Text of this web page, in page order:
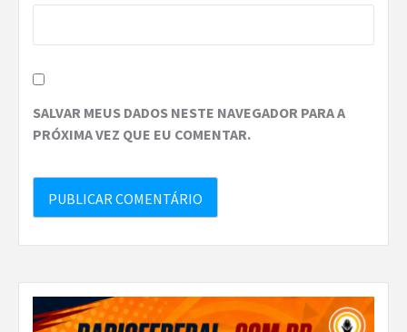
SALVAR MEUS DADOS NESTE NAVEGADOR PARA A
PRÓXIMA VEZ QUE EU COMENTAR.